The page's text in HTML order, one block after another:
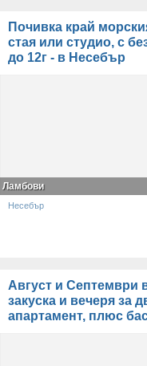
Почивка край
стая или студио, с
до 12г - в Несебър
Ламбови
Несебър
Август и Септември
закуска и вечеря за
апартамент, плюс